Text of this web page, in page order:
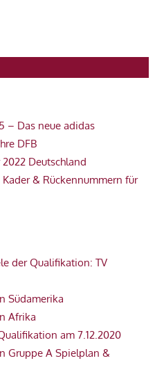
– Das neue adidas
DFB
Deutschland
& Rückennummern für
der Qualifikation: TV
Südamerika
Afrika
am 7.12.2020
Gruppe A Spielplan &